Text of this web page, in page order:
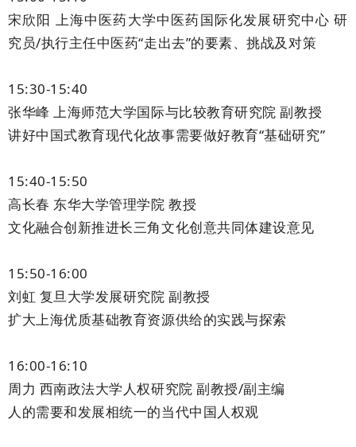
宋欣阳 上海中医药大学中医药国际化发展研究中心 研
究员/执行主任中医药“走出去”的要素、挑战及对策
15:30-15:40
张华峰 上海师范大学国际与比较教育研究院 副教授
讲好中国式教育现代化故事需要做好教育“基础研究”
15:40-15:50
高长春 东华大学管理学院 教授
文化融合创新推进长三角文化创意共同体建设意见
15:50-16:00
刘虹 复旦大学发展研究院 副教授
扩大上海优质基础教育资源供给的实践与探索
16:00-16:10
周力 西南政法大学人权研究院 副教授/副主编
人的需要和发展相统一的当代中国人权观